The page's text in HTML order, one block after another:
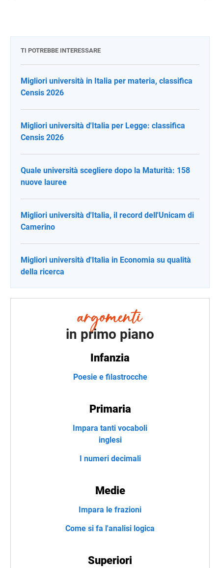
TI POTREBBE INTERESSARE
Migliori università in Italia per materia, classifica
Censis 2026
Migliori università d'Italia per Legge: classifica
Censis 2026
Quale università scegliere dopo la Maturità: 158
nuove lauree
Migliori università d'Italia, il record dell'Unicam di
Camerino
Migliori università d'Italia in Economia su qualità
della ricerca
in primo piano
Infanzia
Poesie e filastrocche
Primaria
Impara tanti vocaboli
inglesi
I numeri decimali
Medie
Impara le frazioni
Come si fa l'analisi logica
Superiori